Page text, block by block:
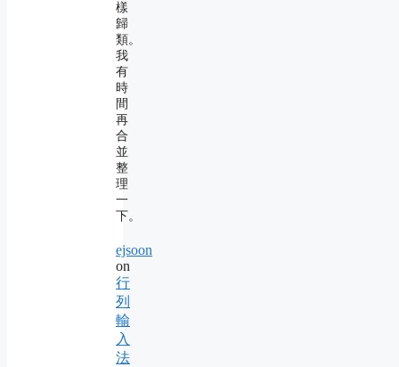
樣
歸
類。
我
有
時
間
再
合
並
整
理
一
下。
ejsoon
on
行
列
輸
入
法